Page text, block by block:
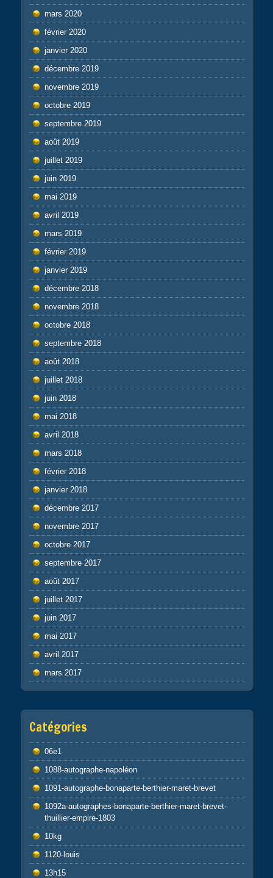
mars 2020
février 2020
janvier 2020
décembre 2019
novembre 2019
octobre 2019
septembre 2019
août 2019
juillet 2019
juin 2019
mai 2019
avril 2019
mars 2019
février 2019
janvier 2019
décembre 2018
novembre 2018
octobre 2018
septembre 2018
août 2018
juillet 2018
juin 2018
mai 2018
avril 2018
mars 2018
février 2018
janvier 2018
décembre 2017
novembre 2017
octobre 2017
septembre 2017
août 2017
juillet 2017
juin 2017
mai 2017
avril 2017
mars 2017
Catégories
06e1
1088-autographe-napoléon
1091-autographe-bonaparte-berthier-maret-brevet
1092a-autographes-bonaparte-berthier-maret-brevet-
thuillier-empire-1803
10kg
1120-louis
13h15